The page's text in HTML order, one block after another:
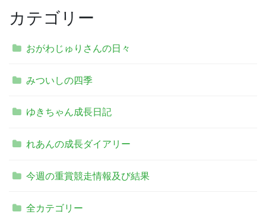
カテゴリー
おがわじゅりさんの日々
みついしの四季
ゆきちゃん成長日記
れあんの成長ダイアリー
今週の重賞競走情報及び結果
全カテゴリー